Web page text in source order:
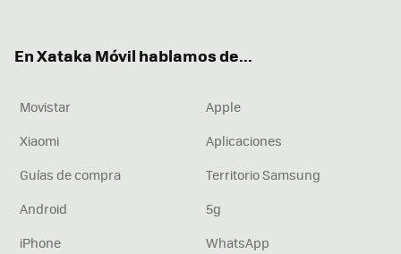
En Xataka Móvil hablamos de...
Movistar
Apple
Xiaomi
Aplicaciones
Guías de compra
Territorio Samsung
Android
5g
iPhone
WhatsApp